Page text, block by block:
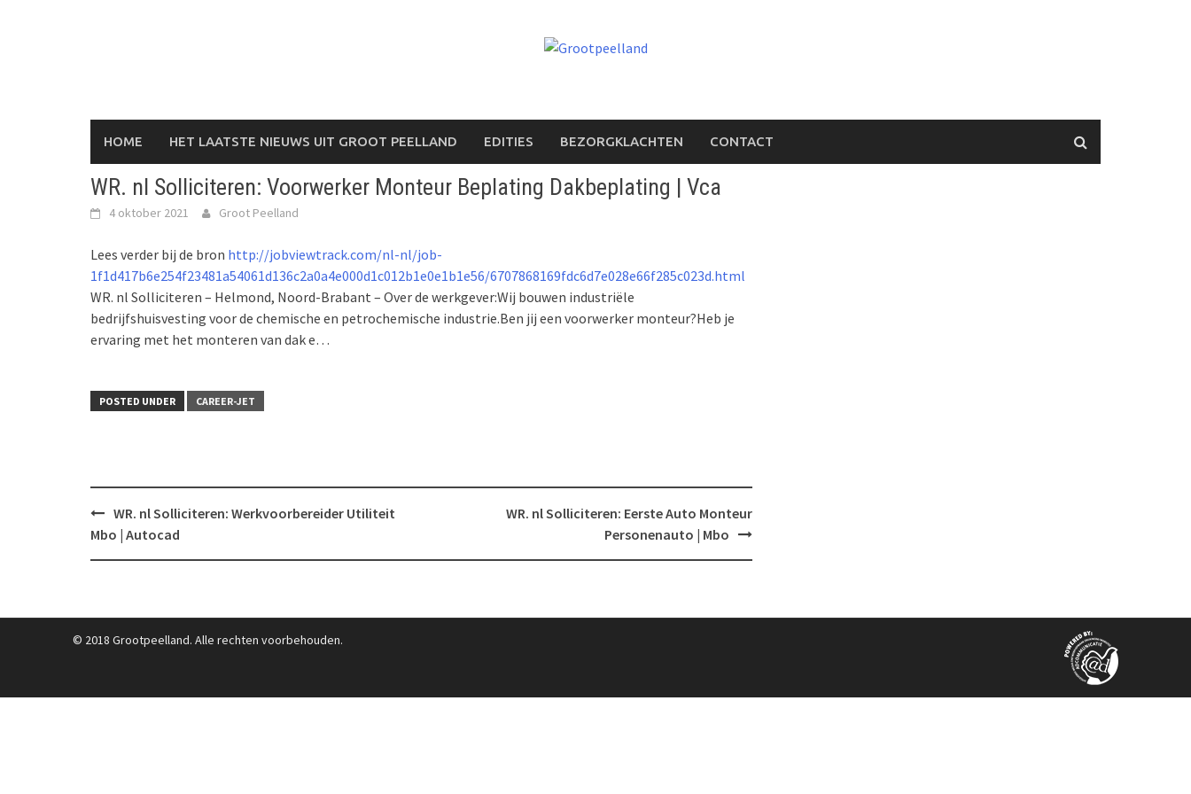
HOME HET LAATSTE NIEUWS UIT GROOT PEELLAND EDITIES BEZORGKLACHTEN CONTACT
WR. nl Solliciteren: Voorwerker Monteur Beplating Dakbeplating | Vca
4 oktober 2021 Groot Peelland
Lees verder bij de bron http://jobviewtrack.com/nl-nl/job-
1f1d417b6e254f23481a54061d136c2a0a4e000d1c012b1e0e1b1e56/6707868169fdc6d7e028e66f285c023d.html
WR. nl Solliciteren – Helmond, Noord-Brabant – Over de werkgever:Wij bouwen industriële
bedrijfshuisvesting voor de chemische en petrochemische industrie.Ben jij een voorwerker monteur?Heb je
ervaring met het monteren van dak e…
POSTED UNDER CAREER-JET
Post
navigation
WR. nl Solliciteren: Werkvoorbereider Utiliteit
Mbo | Autocad
WR. nl Solliciteren: Eerste Auto Monteur
Personenauto | Mbo
© 2018 Grootpeelland. Alle rechten voorbehouden.